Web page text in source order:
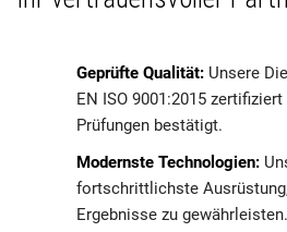
Geprüfte Qualität: Unsere
EN ISO 9001:2015
Prüfungen bestätigt.
Modernste Technologien:
fortschrittlichste
Ergebnisse zu gewährleisten.